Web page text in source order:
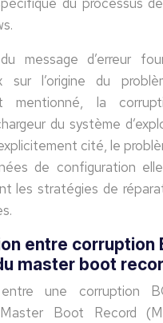
message d’erreur
sur l’origine du
mentionné, la
du système
cité, le
de configuration
les stratégies de
entre corruption
master boot
une corruption
Boot Record